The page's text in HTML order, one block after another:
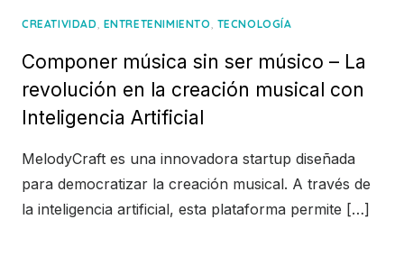
CREATIVIDAD, ENTRETENIMIENTO, TECNOLOGÍA
Componer música sin ser músico – La
revolución en la creación musical con
Inteligencia Artificial
MelodyCraft es una innovadora startup diseñada
para democratizar la creación musical. A través de
la inteligencia artificial, esta plataforma permite […]